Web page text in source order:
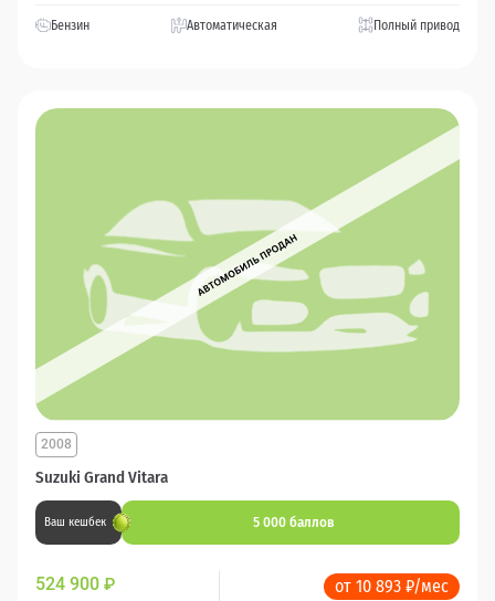
Бензин Автоматическая Полный привод
Suzuki Grand Vitara
2008
Ваш кешбек 5 000 баллов
524 900 ₽ от 10 893 ₽/мес